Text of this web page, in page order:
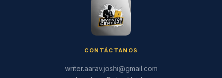
CONTÁCTANOS
writer.aarav.joshi@gmail.com